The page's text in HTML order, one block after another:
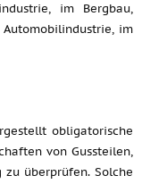
im Bergbau,
im
obligatorische
von Gussteilen,
zu überprüfen. Solche